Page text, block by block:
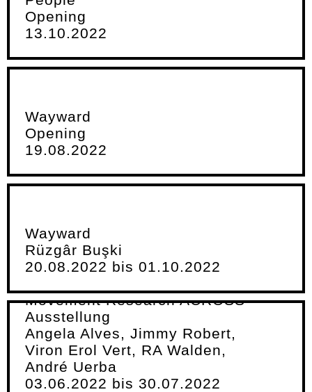
Opening
13.10.2022
Wayward
Opening
19.08.2022
Wayward
Rüzgâr Buşki
20.08.2022 bis 01.10.2022
Movement Research ACROSS
Ausstellung
Angela Alves, Jimmy Robert,
Viron Erol Vert, RA Walden,
André Uerba
03.06.2022 bis 30.07.2022